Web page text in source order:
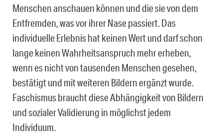
Menschen anschauen können und die sie von dem
Entfremden, was vor ihrer Nase passiert. Das
individuelle Erlebnis hat keinen Wert und darf schon
lange keinen Wahrheitsanspruch mehr erheben,
wenn es nicht von tausenden Menschen gesehen,
bestätigt und mit weiteren Bildern ergänzt wurde.
Faschismus braucht diese Abhängigkeit von Bildern
und sozialer Validierung in möglichst jedem
Individuum.